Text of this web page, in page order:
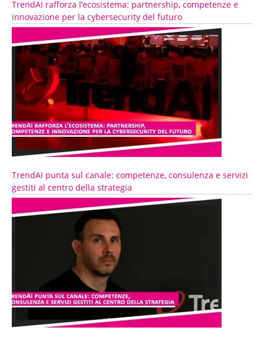
TrendAI rafforza l’ecosistema: partnership, competenze e
innovazione per la cybersecurity del futuro
TrendAI punta sul canale: competenze, consulenza e servizi
gestiti al centro della strategia